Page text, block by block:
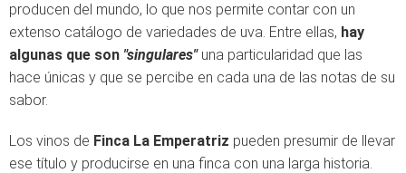
producen del mundo, lo que nos permite contar con un
extenso catálogo de variedades de uva. Entre ellas, hay
algunas que son "singulares" una particularidad que las
hace únicas y que se percibe en cada una de las notas de su
sabor.
Los vinos de Finca La Emperatriz pueden presumir de llevar
ese título y producirse en una finca con una larga historia.